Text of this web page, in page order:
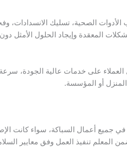
الصحية، تسليك الانسدادات،
المعقدة وإيجاد الحلول الأمثل
على خدمات عالية الجودة، سرعة
أو المؤسسة.
جميع أعمال السباكة، سواء كانت
المعلم تنفيذ العمل وفق معايير